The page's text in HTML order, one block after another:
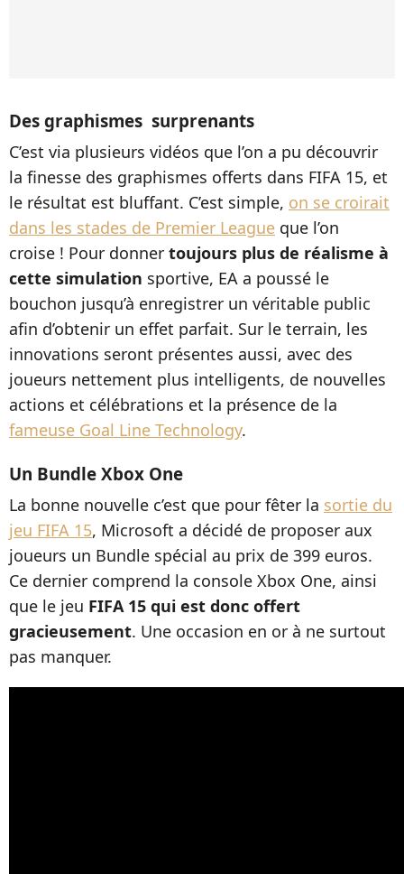
Des graphismes surprenants
C’est via plusieurs vidéos que l’on a pu découvrir
la finesse des graphismes offerts dans FIFA 15, et
le résultat est bluffant. C’est simple, on se croirait
dans les stades de Premier League que l’on
croise ! Pour donner toujours plus de réalisme à
cette simulation sportive, EA a poussé le
bouchon jusqu’à enregistrer un véritable public
afin d’obtenir un effet parfait. Sur le terrain, les
innovations seront présentes aussi, avec des
joueurs nettement plus intelligents, de nouvelles
actions et célébrations et la présence de la
fameuse Goal Line Technology.
Un Bundle Xbox One
La bonne nouvelle c’est que pour fêter la sortie du
jeu FIFA 15, Microsoft a décidé de proposer aux
joueurs un Bundle spécial au prix de 399 euros.
Ce dernier comprend la console Xbox One, ainsi
que le jeu FIFA 15 qui est donc offert
gracieusement. Une occasion en or à ne surtout
pas manquer.